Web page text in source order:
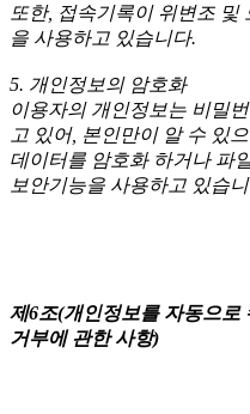
또한, 접속기록이 위변조 및
을 사용하고 있습니다.
5. 개인정보의 암호화
이용자의 개인정보는 비밀
고 있어, 본인만이 알 수 있
데이터를 암호화 하거나 파
보안기능을 사용하고 있습
제6조(개인정보를 자동으로
거부에 관한 사항)